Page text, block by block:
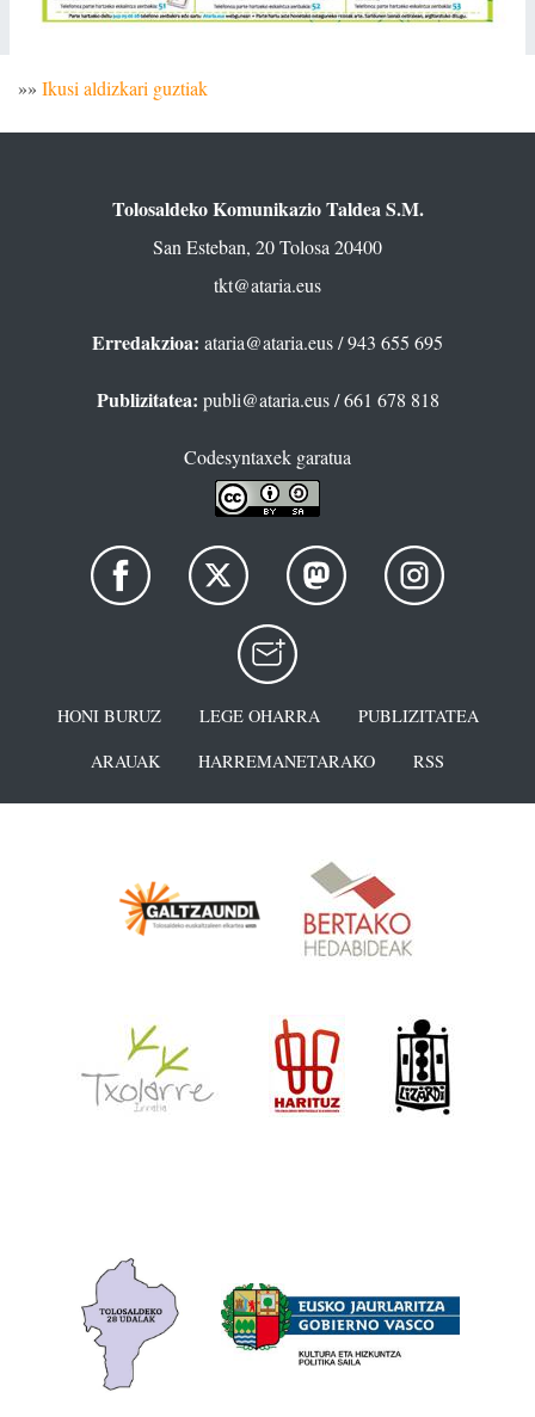
»» Ikusi aldizkari guztiak
Tolosaldeko Komunikazio Taldea S.M.
San Esteban, 20 Tolosa 20400
tkt@ataria.eus
Erredakzioa: ataria@ataria.eus/ 943 655 695
Publizitatea: publi@ataria.eus/ 661 678 818
Codesyntaxek garatua
HONI BURUZ LEGE OHARRA
PUBLIZITATEA
ARAUAK
HARREMANETARAKO RSS